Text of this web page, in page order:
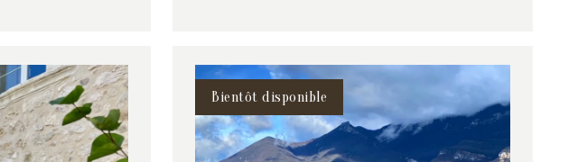
Bientôt disponible